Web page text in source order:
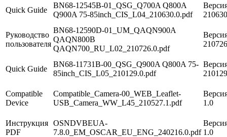
Quick Guide
BN68-12545B-01_QSG_Q700A Q800A
Q900A 75-85inch_CIS_L04_210630.0.pdf
Руководство
пользователя
BN68-12590D-01_UM_QAQN900A
QAQN800B
QAQN700_RU_L02_210726.0.pdf
Quick Guide
BN68-11731B-00_QSG_Q900A Q800A 75-
85inch_CIS_L05_210129.0.pdf
Compatible
Device
Compatible_Camera-00_WEB_Leaflet-
USB_Camera_WW_L45_210527.1.pdf
1.0
Инструкция
PDF
OSNDVBEUA-
7.8.0_EM_OSCAR_EU_ENG_240216.0.pdf 1.0